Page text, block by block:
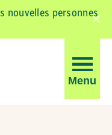
nouvelles personnes
la
Menu